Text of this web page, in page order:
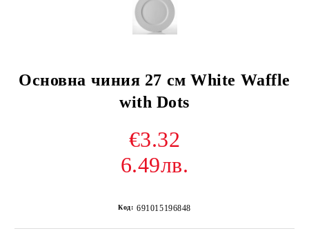
Основна чиния 27 см White Waffle
with Dots
€3.32
6.49лв.
Код: 691015196848